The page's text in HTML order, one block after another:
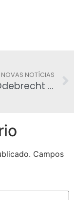
NOVAS NOTÍCIAS
Emílio Odebrecht confirma a Moro pedidos de dinheiro feitos por Lula
Campos